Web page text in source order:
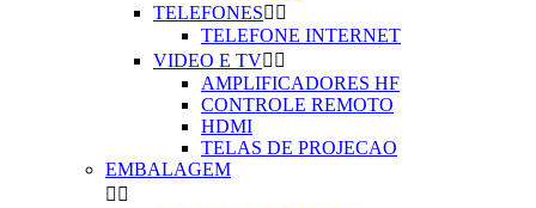
TELEFONES 
TELEFONE INTERNET
VIDEO E TV 
AMPLIFICADORES HF
CONTROLE REMOTO
HDMI
TELAS DE PROJECAO
EMBALAGEM
 